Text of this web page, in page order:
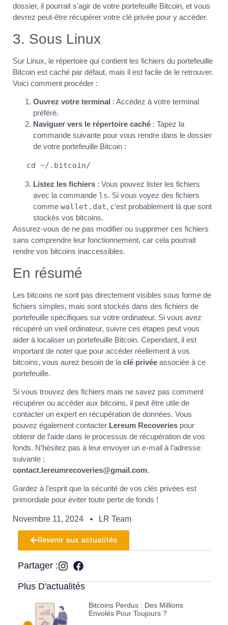
dossier, il pourrait s’agir de votre portefeuille Bitcoin, et vous
devrez peut-être récupérer votre clé privée pour y accéder.
3. Sous Linux
Sur Linux, le répertoire qui contient les fichiers du portefeuille
Bitcoin est caché par défaut, mais il est facile de le retrouver.
Voici comment procéder :
Ouvrez votre terminal : Accédez à votre terminal
préféré.
Naviguer vers le répertoire caché : Tapez la
commande suivante pour vous rendre dans le dossier
de votre portefeuille Bitcoin :
   cd ~/.bitcoin/
Listez les fichiers : Vous pouvez lister les fichiers
avec la commande ls. Si vous voyez des fichiers
comme wallet.dat, c’est probablement là que sont
stockés vos bitcoins.
Assurez-vous de ne pas modifier ou supprimer ces fichiers
sans comprendre leur fonctionnement, car cela pourrait
rendre vos bitcoins inaccessibles.
En résumé
Les bitcoins ne sont pas directement visibles sous forme de
fichiers simples, mais sont stockés dans des fichiers de
portefeuille spécifiques sur votre ordinateur. Si vous avez
récupéré un vieil ordinateur, suivre ces étapes peut vous
aider à localiser un portefeuille Bitcoin. Cependant, il est
important de noter que pour accéder réellement à vos
bitcoins, vous aurez besoin de la clé privée associée à ce
portefeuille.
Si vous trouvez des fichiers mais ne savez pas comment
récupérer ou accéder aux bitcoins, il peut être utile de
contacter un expert en récupération de données. Vous
pouvez également contacter Lereum Recoveries pour
obtenir de l’aide dans le processus de récupération de vos
fonds. N’hésitez pas à leur envoyer un e-mail à l’adresse
suivante :
contact.lereumrecoveries@gmail.com.
Gardez à l’esprit que la sécurité de vos clés privées est
primordiale pour éviter toute perte de fonds !
Novembre 11, 2024 LR Team
Revenir aux actualités
Partager :
Plus D'actualités
Bitcoins Perdus : Des Millions
Envolés Pour Toujours ?